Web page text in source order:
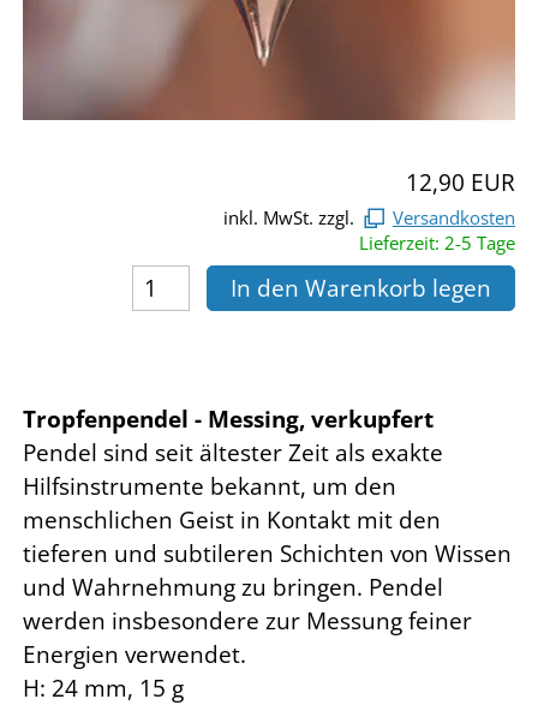
12,90 EUR
inkl. MwSt. zzgl.
Versandkosten
Lieferzeit: 2-5 Tage
In den Warenkorb legen
Tropfenpendel - Messing, verkupfert
Pendel sind seit ältester Zeit als exakte
Hilfsinstrumente bekannt, um den
menschlichen Geist in Kontakt mit den
tieferen und subtileren Schichten von Wissen
und Wahrnehmung zu bringen. Pendel
werden insbesondere zur Messung feiner
Energien verwendet.
H: 24 mm, 15 g